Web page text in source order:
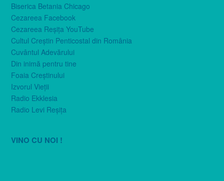
Biserica Betania Chicago
Cezareea Facebook
Cezareea Reşiţa YouTube
Cultul Creştin Penticostal din România
Cuvântul Adevărului
Din inimă pentru tine
Foaia Creştinului
Izvorul Vieţii
Radio Ekklesia
Radio Levi Reşiţa
VINO CU NOI !